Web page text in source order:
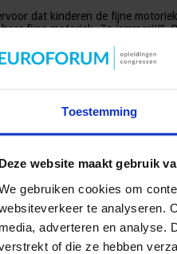
Toestemming
Deze website maakt gebruik
gebruiken cookies om
te analyseren.
media, adverteren en analyse.
of die ze hebben
dat kinderen de fijne
fijne motoriek. Zo
Susan Papen-Forkink te
van veters en dicht maken van
worden?
school of leerkracht zijnde
vindt Yvonne Merkering dat
de fijne motoriek mee
De overgang van het laten
kinderen meer contact met